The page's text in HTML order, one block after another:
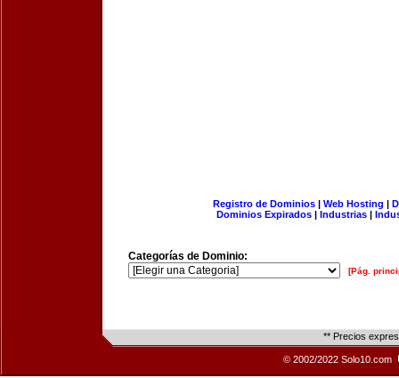
Registro de Dominios| Web Hosting |
Dominios Expirados | Industrias |
Categorías de Dominio:
[Pág.
** Precios
© 2002/2022 Solo10.com